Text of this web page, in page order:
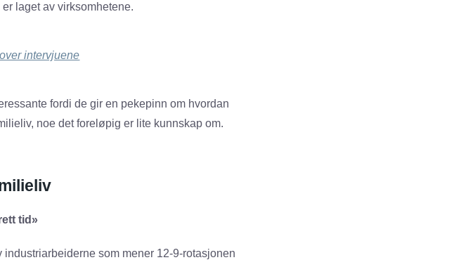
laget av virksomhetene.
intervjuene
fordi de gir en pekepinn om hvordan
noe det foreløpig er lite kunnskap om.
tid»
som mener 12-9-rotasjonen